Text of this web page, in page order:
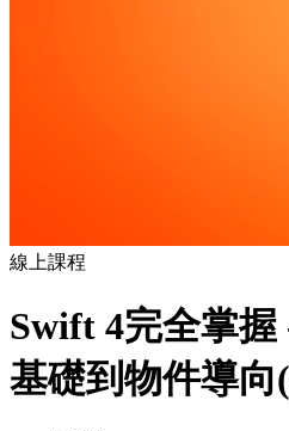
線上課程
Swift 4完全掌
基礎到物件導向